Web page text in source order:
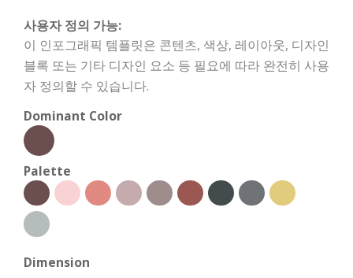
사용자 정의 가능:
이 인포그래픽 템플릿은 콘텐츠, 색상, 레이아웃, 디자인
블록 또는 기타 디자인 요소 등 필요에 따라 완전히 사용
자 정의할 수 있습니다.
Dominant Color
Palette
Dimension